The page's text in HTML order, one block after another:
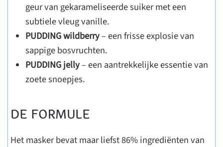
geur van gekarameliseerde suiker met een
subtiele vleug vanille.
PUDDING wildberry– een frisse explosie van
sappige bosvruchten.
PUDDING jelly– een aantrekkelijke essentie van
zoete snoepjes.
DE FORMULE
Het masker bevat maar liefst 86% ingrediënten van